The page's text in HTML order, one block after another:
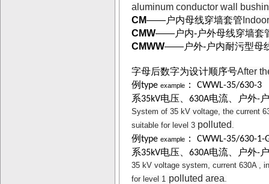
aluminum conductor wall
CM——户内母线穿墙套管
CMW——户内-户外母线穿墙套
CMWW——户外-户内耐污型母
字母后数字为设计顺序号After
例type example： CWWL-35/630-3
系35kV电压、 630A电流、户外-
System of 35 kV voltage, the current
suitable for level 3 polluted .
例type example： CWWL-35/630-1-
系35kV电压、 630A电流、户外-
35 kV voltage system, current 630A ,
for level 1 polluted area.